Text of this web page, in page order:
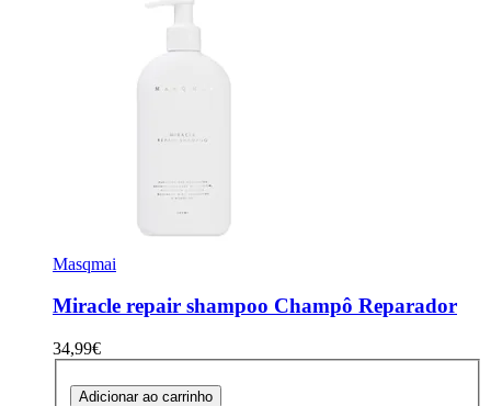
Masqmai
Miracle repair shampoo Champô Reparador
34,99€
Adicionar ao carrinho